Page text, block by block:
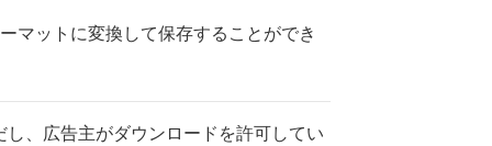
マットに変換して保存することができ
、広告主がダウンロードを許可してい